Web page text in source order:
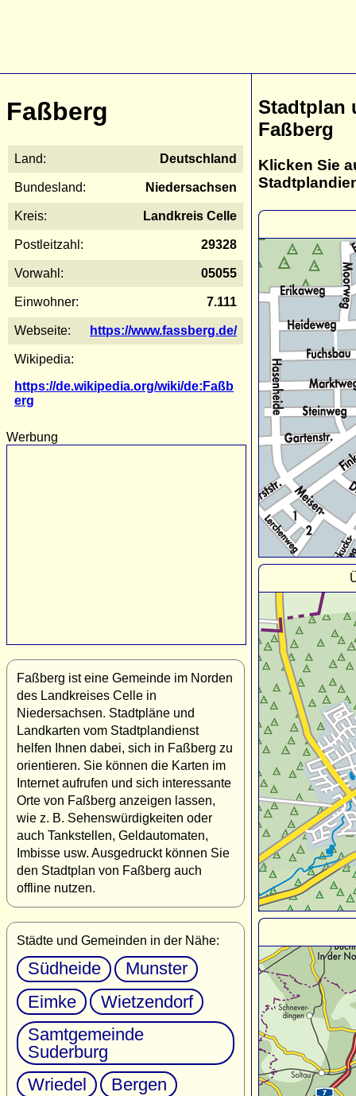
Faßberg
Land: Deutschland
Bundesland: Niedersachsen
Kreis: Landkreis Celle
Postleitzahl: 29328
Vorwahl: 05055
Einwohner: 7.111
Webseite: https://www.fassberg.de/
Wikipedia:
https://de.wikipedia.org/wiki/de:Faßb
erg
Werbung
Faßberg ist eine Gemeinde im Norden
des Landkreises Celle in
Niedersachsen. Stadtpläne und
Landkarten vom Stadtplandienst
helfen Ihnen dabei, sich in Faßberg zu
orientieren. Sie können die Karten im
Internet aufrufen und sich interessante
Orte von Faßberg anzeigen lassen,
wie z. B. Sehenswürdigkeiten oder
auch Tankstellen, Geldautomaten,
Imbisse usw. Ausgedruckt können Sie
den Stadtplan von Faßberg auch
offline nutzen.
Städte und Gemeinden in der Nähe:
Südheide
Munster
Eimke
Wietzendorf
Samtgemeinde
Suderburg
Wriedel
Bergen
Stadtplan
Faßberg
Klicken Sie